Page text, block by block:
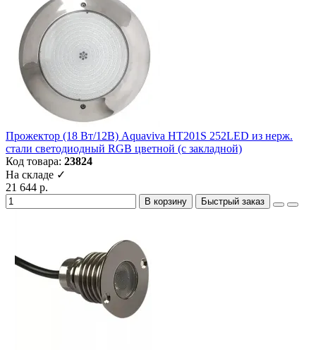
Прожектор (18 Вт/12В) Aquaviva HT201S 252LED из нерж.
стали светодиодный RGB цветной (с закладной)
Код товара: 23824
На складе ✓
21 644 р.
В корзину Быстрый заказ